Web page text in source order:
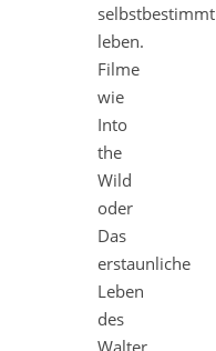
selbstbestimmt
leben.
Filme
wie
Into
the
Wild
oder
Das
erstaunliche
Leben
des
Walter…